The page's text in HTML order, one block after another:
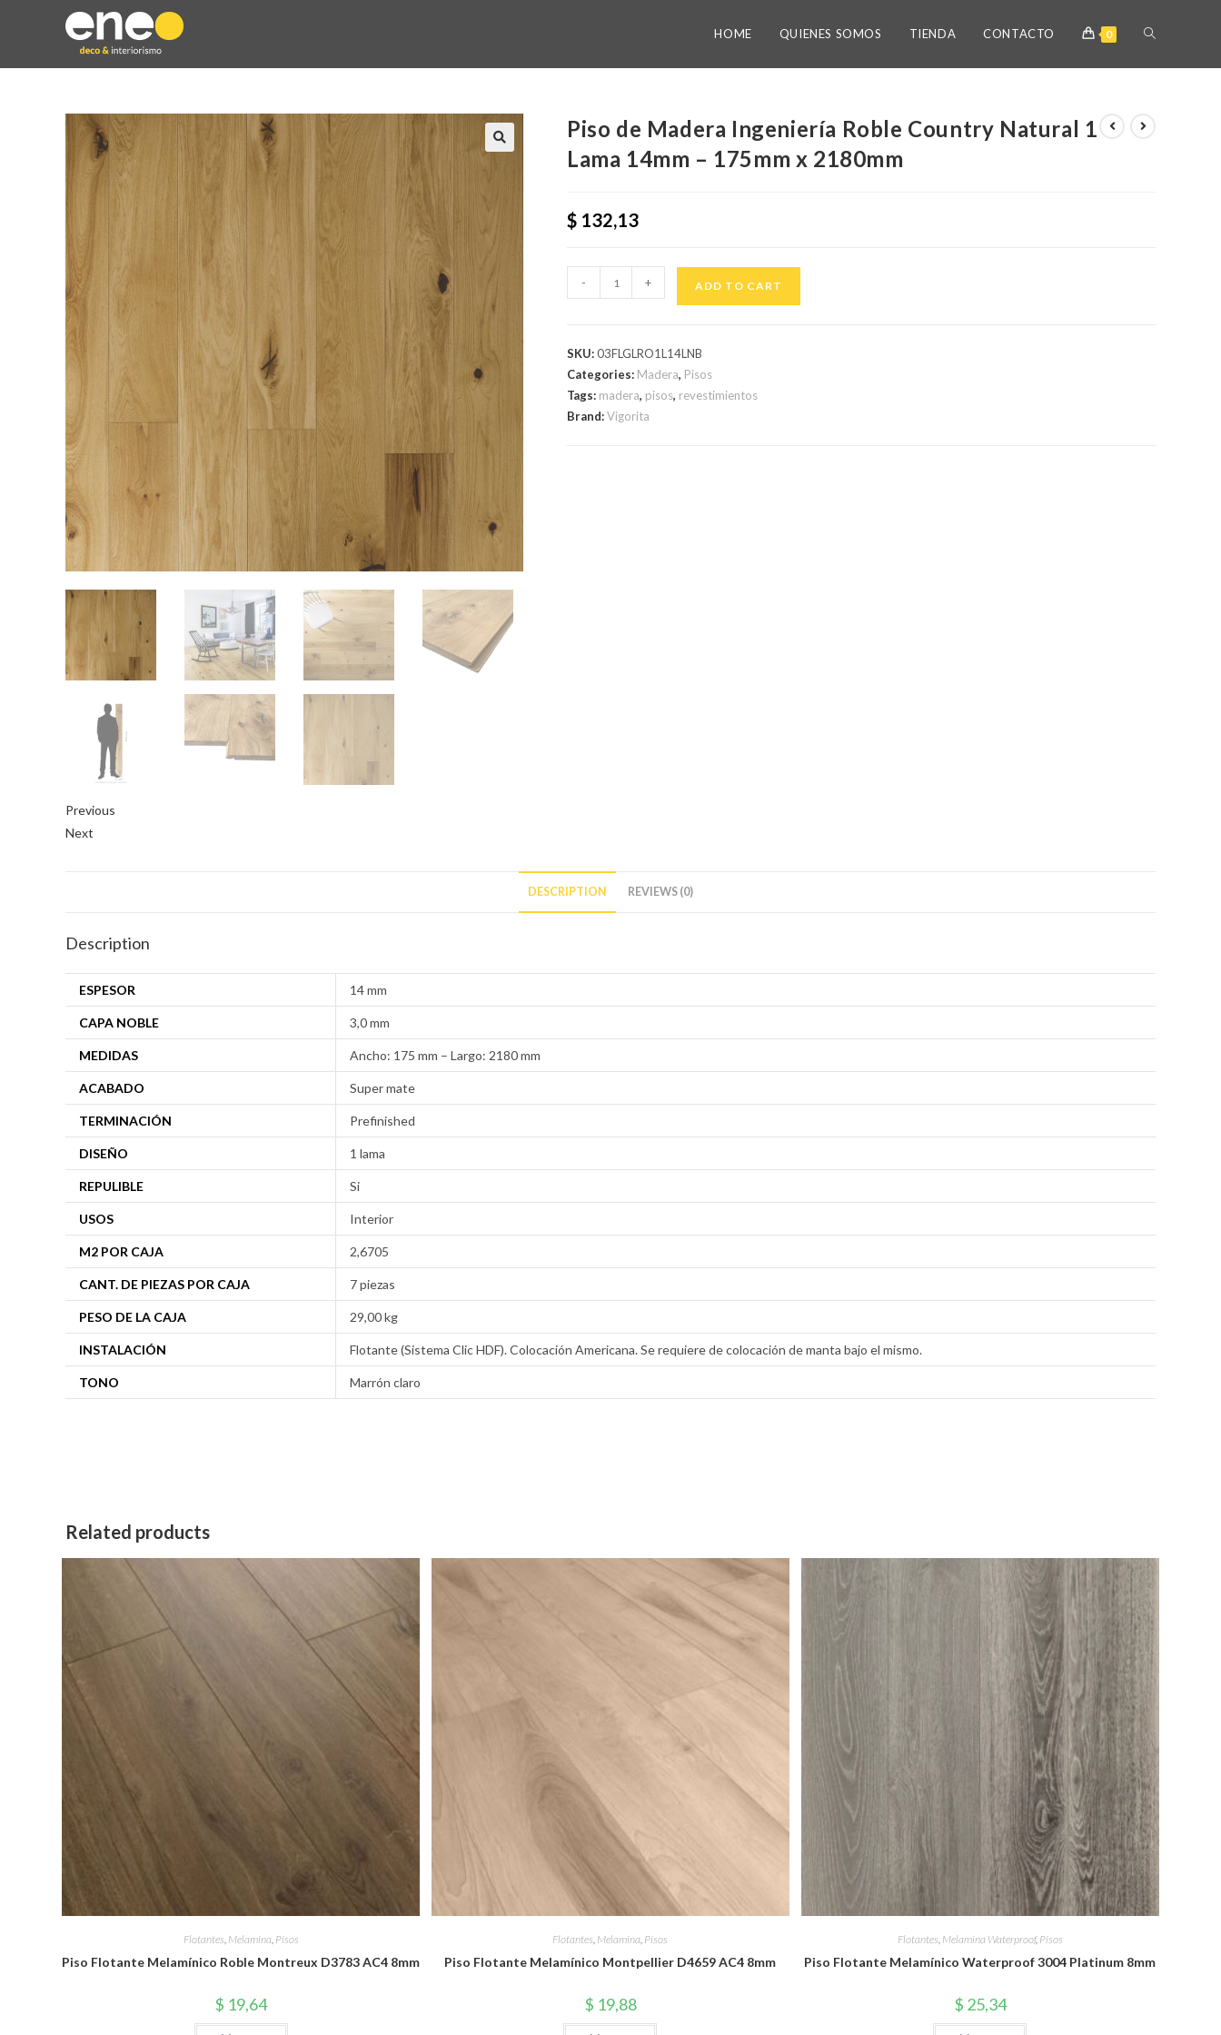
HOME QUIENES SOMOS TIENDA CONTACTO 0
Previous
Next
Piso de Madera Ingeniería Roble Country Natural 1
Lama 14mm – 175mm x 2180mm
$ 132,13
- + ADD TO CART
SKU:03FLGLRO1L14LNB
Categories: Madera, Pisos
Tags: madera, pisos, revestimientos
Brand:Vigorita
DESCRIPTION REVIEWS (0)
Description
ESPESOR 14 mm
CAPA NOBLE 3,0 mm
MEDIDAS Ancho: 175 mm – Largo: 2180 mm
ACABADO Super mate
TERMINACIÓN Prefinished
DISEÑO 1 lama
REPULIBLE Si
USOS Interior
M2 POR CAJA 2,6705
CANT. DE PIEZAS POR CAJA 7 piezas
PESO DE LA CAJA 29,00 kg
INSTALACIÓN Flotante (Sistema Clic HDF). Colocación Americana. Se requiere de colocación de manta bajo el mismo.
TONO Marrón claro
Related products
Flotantes Melamina Pisos
Piso Flotante Melamínico Roble Montreux D3783 AC4 8mm
$ 19,64
Flotantes Melamina Pisos
Piso Flotante Melamínico Montpellier D4659 AC4 8mm
$ 19,88
Flotantes Melamina Waterproof, Pisos
Piso Flotante Melamínico Waterproof 3004 Platinum 8mm
$ 25,34